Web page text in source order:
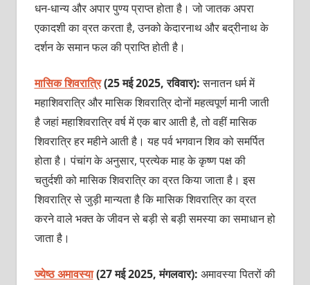
धन-धान्य और अपार पुण्य प्राप्त होता है। जो जातक अपरा
एकादशी का व्रत करता है, उनको केदारनाथ और बद्रीनाथ के
दर्शन के समान फल की प्राप्ति होती है।
मासिक शिवरात्रि(25 मई 2025, रविवार):सनातन धर्म में
महाशिवरात्रि औरमासिक शिवरात्रि दोनों महत्वपूर्ण मानी जाती
है जहां महाशिवरात्रि वर्ष में एक बार आती है, तो वहीं मासिक
शिवरात्रि हर महीने आती है। यह पर्व भगवान शिव को समर्पित
होता है। पंचांग के अनुसार, प्रत्येक माह के कृष्ण पक्ष की
चतुर्दशी को मासिक शिवरात्रि का व्रत किया जाता है। इस
शिवरात्रि से जुड़ी मान्यता है कि मासिक शिवरात्रि का व्रत
करने वाले भक्त के जीवन से बड़ी से बड़ी समस्या का समाधान हो
जाता है।
ज्येष्ठ अमावस्या (27 मई 2025, मंगलवार): अमावस्या पितरों की